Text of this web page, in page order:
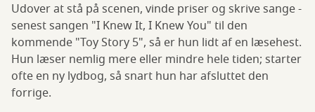
Udover at stå på scenen, vinde priser og skrive sange -
senest sangen "I Knew It, I Knew You" til den
kommende "Toy Story 5", så er hun lidt af en læsehest.
Hun læser nemlig mere eller mindre hele tiden; starter
ofte en ny lydbog, så snart hun har afsluttet den
forrige.